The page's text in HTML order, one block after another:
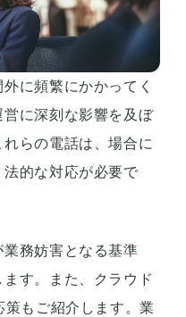
に頻繁にかかってく
に深刻な影響を及ぼ
らの電話は、場合に
的な対応が必要で
務妨害となる基準
す。また、クラウド
もご紹介します。業